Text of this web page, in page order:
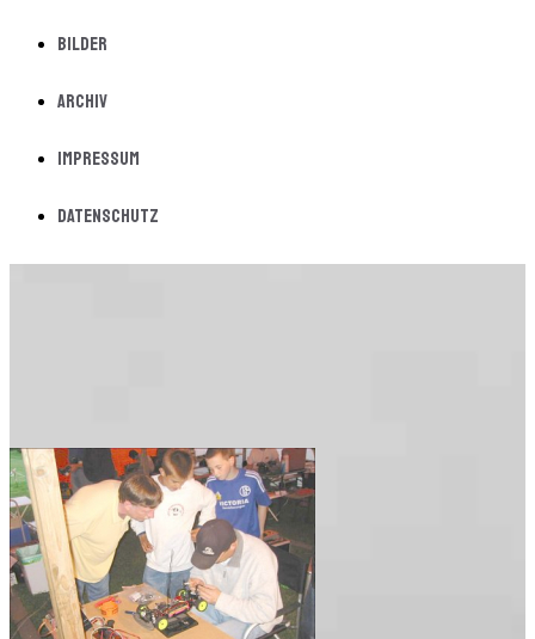
Bilder
Archiv
Impressum
Datenschutz